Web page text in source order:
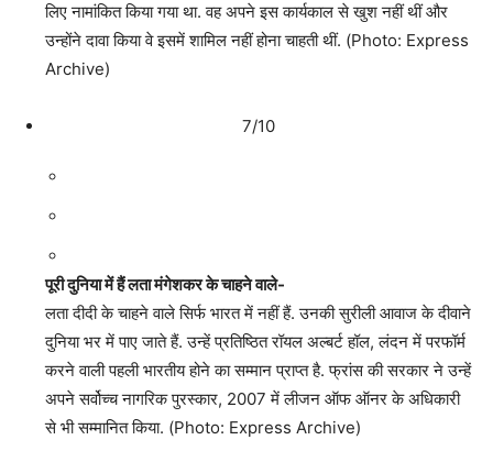
लिए नामांकित किया गया था. वह अपने इस कार्यकाल से खुश नहीं थीं और
उन्होंने दावा किया वे इसमें शामिल नहीं होना चाहती थीं. (Photo: Express
Archive)
7/10
पूरी दुनिया में हैं लता मंगेशकर के चाहने वाले-
लता दीदी के चाहने वाले सिर्फ भारत में नहीं हैं. उनकी सुरीली आवाज के दीवाने
दुनिया भर में पाए जाते हैं. उन्हें प्रतिष्ठित रॉयल अल्बर्ट हॉल, लंदन में परफॉर्म
करने वाली पहली भारतीय होने का सम्मान प्राप्त है. फ्रांस की सरकार ने उन्हें
अपने सर्वोच्च नागरिक पुरस्कार, 2007 में लीजन ऑफ ऑनर के अधिकारी
से भी सम्मानित किया. (Photo: Express Archive)